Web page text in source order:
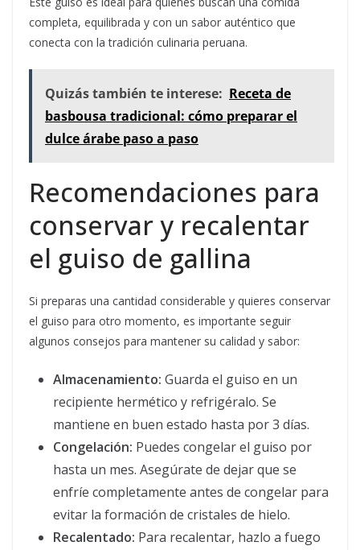
completa, equilibrada y con un sabor auténtico que
conecta con la tradición culinaria peruana.
Quizás también te interese: Receta de
basbousa tradicional: cómo preparar el
dulce árabe paso a paso
Recomendaciones para
conservar y recalentar
el guiso de gallina
Si preparas una cantidad considerable y quieres conservar
el guiso para otro momento, es importante seguir
algunos consejos para mantener su calidad y sabor:
Almacenamiento: Guarda el guiso en un
recipiente hermético y refrigéralo. Se
mantiene en buen estado hasta por 3 días.
Congelación: Puedes congelar el guiso por
hasta un mes. Asegúrate de dejar que se
enfríe completamente antes de congelar para
evitar la formación de cristales de hielo.
Recalentado: Para recalentar, hazlo a fuego